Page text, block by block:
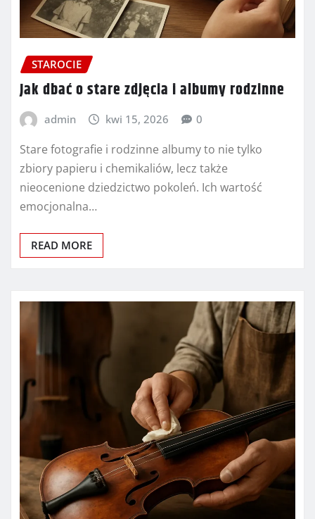
STAROCIE
Jak dbać o stare zdjęcia i albumy rodzinne
admin kwi 15, 2026 0
Stare fotografie i rodzinne albumy to nie tylko
zbiory papieru i chemikaliów, lecz także
nieocenione dziedzictwo pokoleń. Ich wartość
emocjonalna…
READ MORE